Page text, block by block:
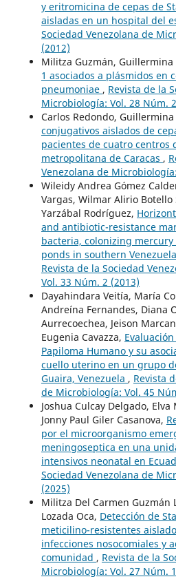
y eritromicina de cepas de
aisladas en un hospital del
Sociedad Venezolana de
(2012)
Militza Guzmán, Guillermina
1 asociados a plásmidos en
pneumoniae , Revista de la
Microbiología: Vol. 28 Núm.
Carlos Redondo, Guillermina
conjugativos aislados de
pacientes de cuatro centros
metropolitana de Caracas ,
Venezolana de
Wileidy Andrea Gómez
Vargas, Wilmar Alirio Botello
Yarzábal Rodríguez,
and antibiotic-resistance
bacteria, colonizing
ponds in southern
Revista de la Sociedad
Vol. 33 Núm. 2 (2013)
Dayahindara Veitía, María
Andreína Fernandes, Diana
Aurrecoechea, Jeison
Eugenia Cavazza,
Papiloma Humano y su
cuello uterino en un grupo
Guaira, Venezuela , Revista
de Microbiología: Vol. 45
Joshua Culcay Delgado,
Jonny Paul Giler Casanova,
por el microorganismo
meningoseptica en una
intensivos neonatal en
Sociedad Venezolana de
(2025)
Militza Del Carmen Guzmán
Lozada Oca, Detección de
meticilino-resistentes
infecciones nosocomiales y
comunidad , Revista de la
Microbiología: Vol. 27 Núm.